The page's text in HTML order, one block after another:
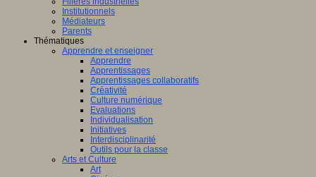
Institutionnels
Médiateurs
Parents
Thématiques
Apprendre et enseigner
Apprendre
Apprentissages
Apprentissages collaboratifs
Créativité
Culture numérique
Evaluations
Individualisation
Initiatives
Interdisciplinarité
Outils pour la classe
Arts et Culture
Art